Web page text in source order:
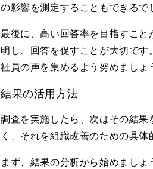
の影響を測定することもできるで
最後に、高い回答率を目指すこ
明し、回答を促すことが大切で
社員の声を集めるよう努めましょ
結果の活用方法
調査を実施したら、次はその結
く、それを組織改善のための具
まず、結果の分析から始めまし